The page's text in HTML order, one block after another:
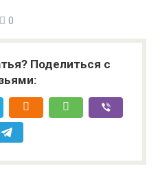
0
Поделиться с